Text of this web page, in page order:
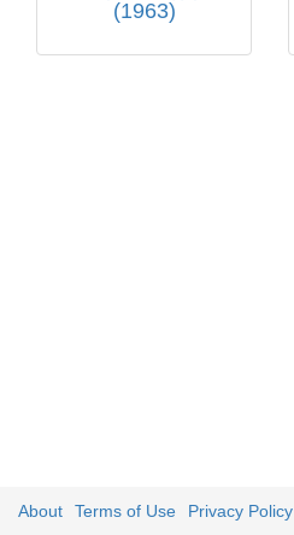
(1963)
About Terms of Use Privacy Policy